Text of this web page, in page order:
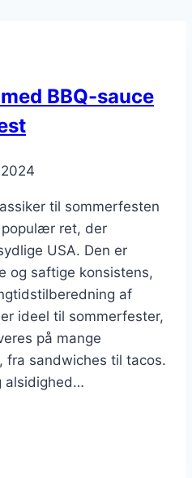
BBQ-sauce
til sommerfesten
populær ret, der
USA. Den er
og saftige konsistens,
af
ideel til sommerfester,
på mange
fra sandwiches til tacos.
alsidighed…